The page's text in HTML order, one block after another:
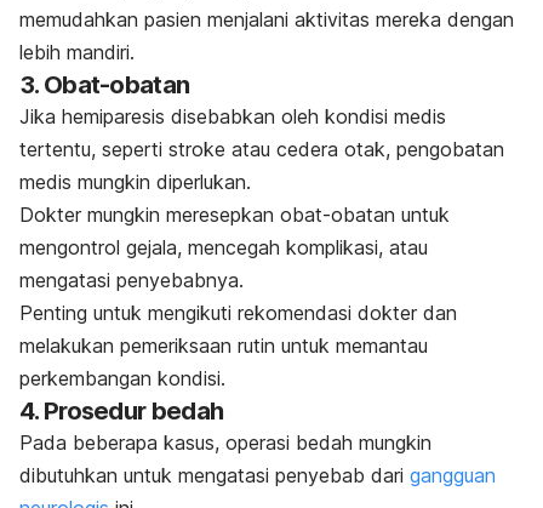
memudahkan pasien menjalani aktivitas mereka dengan
lebih mandiri.
3. Obat-obatan
Jika hemiparesis disebabkan oleh kondisi medis
tertentu, seperti stroke atau cedera otak, pengobatan
medis mungkin diperlukan.
Dokter mungkin meresepkan obat-obatan untuk
mengontrol gejala, mencegah komplikasi, atau
mengatasi penyebabnya.
Penting untuk mengikuti rekomendasi dokter dan
melakukan pemeriksaan rutin untuk memantau
perkembangan kondisi.
4. Prosedur bedah
Pada beberapa kasus, operasi bedah mungkin
dibutuhkan untuk mengatasi penyebab dari gangguan